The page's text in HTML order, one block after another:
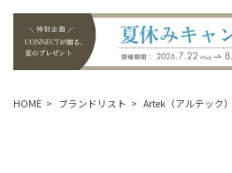
HOME ブランドリスト Artek（アルテック）